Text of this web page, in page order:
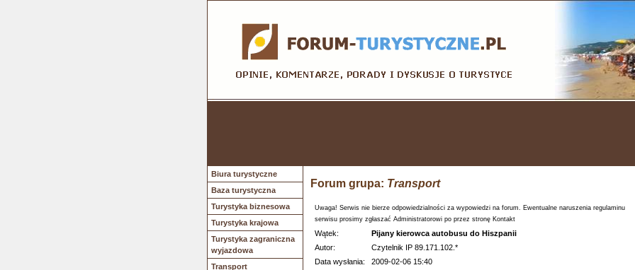
Biura turystyczne
Baza turystyczna
Turystyka biznesowa
Turystyka krajowa
Turystyka zagraniczna
wyjazdowa
Transport
Forum grupa: Transport
Uwaga! Serwis nie bierze odpowiedzialności za wypowiedzi na forum. Ewentualne naruszenia regulaminu
serwisu prosimy zgłaszać Administratorowi po przez stronę Kontakt
Wątek:
Pijany kierowca autobusu do Hiszpanii
Autor:
Czytelnik IP 89.171.102.*
Data wysłania:
2009-02-06 15:40